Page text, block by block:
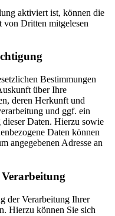
aktiviert ist, können die
von Dritten mitgelesen
Bestimmungen
über Ihre
deren Herkunft und
und ggf. ein
Daten. Hierzu sowie
Daten können
angegebenen Adresse an
der Verarbeitung Ihrer
Hierzu können Sie sich